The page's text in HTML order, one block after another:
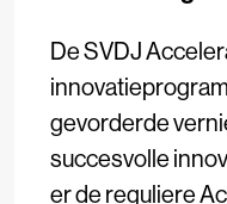
De SVDJ
gevorderde
succesvolle
er de reguliere